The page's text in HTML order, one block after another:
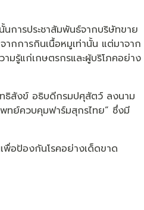
นการประชาสัมพันธ์จากบริษัทขาย
กการกินเนื้อหมูเท่านั้น แต่มาจาก
มรู้แก่เกษตรกรและผู้บริโภคอย่าง
สังข์ อธิบดีกรมปศุสัตว์ ลงนาม
ทย์ควบคุมฟาร์มสุกรไทย” ซึ่งมี
พื่อป้องกันโรคอย่างเด็ดขาด